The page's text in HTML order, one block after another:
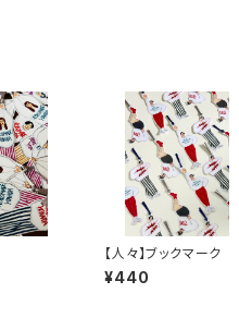
【人々】ブックマーク
¥440